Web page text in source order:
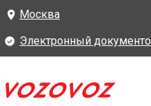
Москва
Электронный